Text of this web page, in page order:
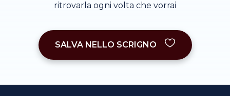
ritrovarla ogni volta che vorrai
SALVA NELLO SCRIGNO